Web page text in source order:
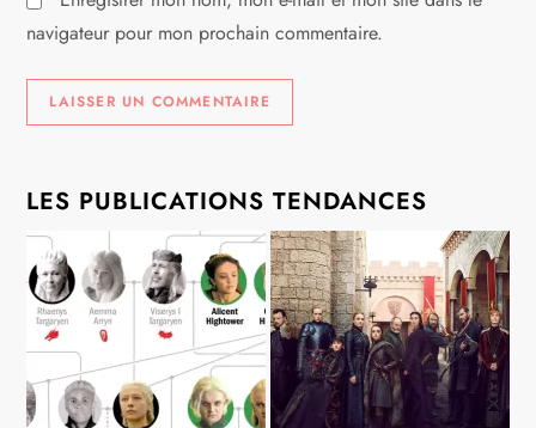
e
navigateur pour mon prochain commentaire.
LES PUBLICATIONS TENDANCES